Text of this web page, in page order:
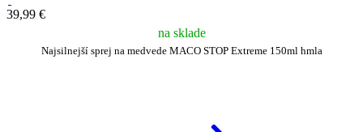
39,99 €
na sklade
Najsilnejší sprej na medvede MACO STOP Extreme 150ml hmla